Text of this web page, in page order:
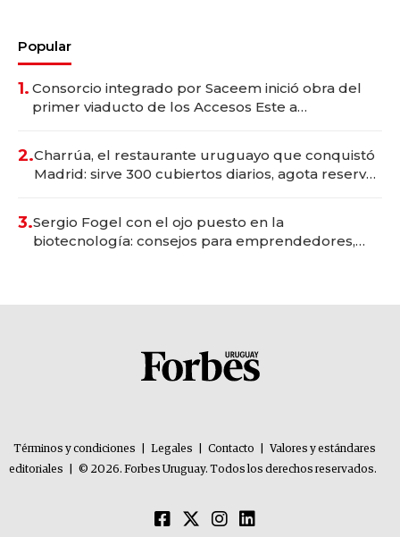
Popular
1. Consorcio integrado por Saceem inició obra del
primer viaducto de los Accesos Este a
2.Charrúa, el restaurante uruguayo que conquistó
Madrid: sirve 300 cubiertos diarios, agota reservas
3.Sergio Fogel con el ojo puesto en la
biotecnología: consejos para emprendedores,
Términos y condiciones Legales Contacto
Valores y estándares
editoriales
© 2026. Forbes Uruguay. Todos los derechos reservados.